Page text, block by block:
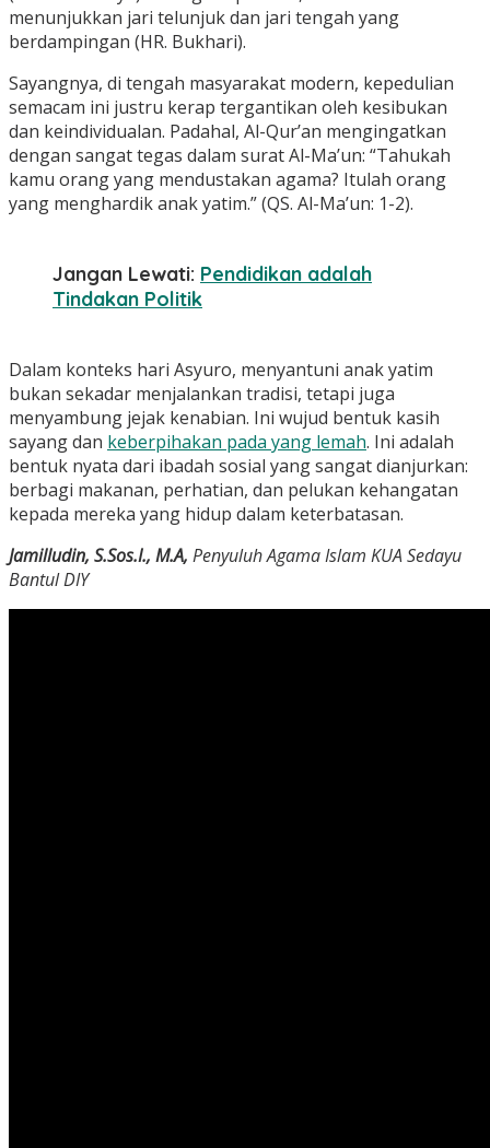
menunjukkan jari telunjuk dan jari tengah yang
berdampingan (HR. Bukhari).
Sayangnya, di tengah masyarakat modern, kepedulian
semacam ini justru kerap tergantikan oleh kesibukan
dan keindividualan. Padahal, Al-Qur’an mengingatkan
dengan sangat tegas dalam surat Al-Ma’un: “Tahukah
kamu orang yang mendustakan agama? Itulah orang
yang menghardik anak yatim.” (QS. Al-Ma’un: 1-2).
Jangan Lewati: Pendidikan adalah
Tindakan Politik
Dalam konteks hari Asyuro, menyantuni anak yatim
bukan sekadar menjalankan tradisi, tetapi juga
menyambung jejak kenabian. Ini wujud bentuk kasih
sayang dan keberpihakan pada yang lemah. Ini adalah
bentuk nyata dari ibadah sosial yang sangat dianjurkan:
berbagi makanan, perhatian, dan pelukan kehangatan
kepada mereka yang hidup dalam keterbatasan.
Jamilludin, S.Sos.I., M.A, Penyuluh Agama Islam KUA Sedayu
Bantul DIY